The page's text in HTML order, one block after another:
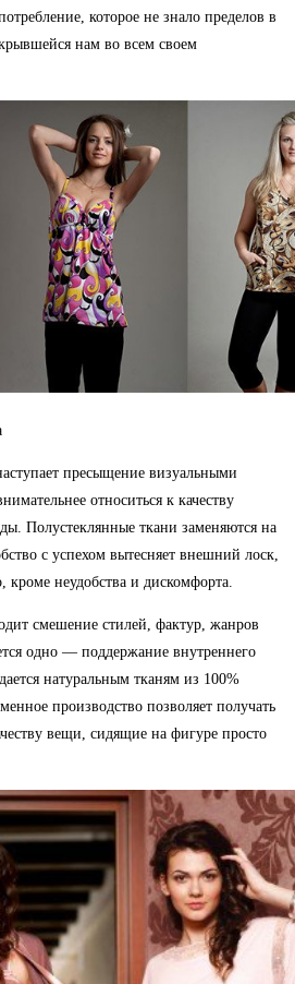
которое не знало пределов в
нам во всем своем
пресыщение визуальными
относиться к качеству
Полустеклянные ткани заменяются на
с успехом вытесняет внешний лоск,
неудобства и дискомфорта.
смешение стилей, фактур, жанров
одно — поддержание внутреннего
натуральным тканям из 100%
производство позволяет получать
вещи, сидящие на фигуре просто